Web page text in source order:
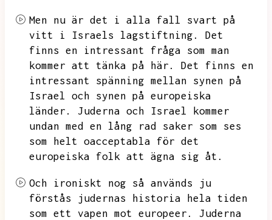
Men nu är det i alla fall svart på
vitt i Israels lagstiftning.
Det
finns en intressant fråga som man
kommer att tänka på här.
Det finns en
intressant spänning mellan synen på
Israel och synen på europeiska
länder.
Juderna och Israel kommer
undan med en lång rad saker som ses
som helt oacceptabla för det
europeiska folk att ägna sig åt.
Och ironiskt nog så används ju
förstås judernas historia hela tiden
som ett vapen mot europeer.
Juderna